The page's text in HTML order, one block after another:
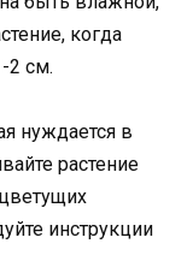
когда
2 см.
нуждается в
растение
инструкции